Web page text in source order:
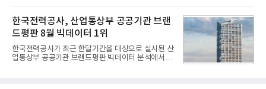
인 천궁
레드 닷 어워드: 브랜드 & 커뮤니케이션 디자인 부문
(Red Dot Design Award: Brand &
Communication Design)'에서 최우수상 2개, 본상
15개를 수상했다고 7일 밝혔다.'레드 닷 어워드'는 독
일 iF, 미국 IDEA와 함께 세계 3대 디자인 시상식으로
손꼽히는 세계 최대 규모의 디자인 공모전이다. 독일
노르트라인 베스트팔렌 디자인센터(Design
한국전력공사, 산업통상부 공공기관 브랜
드평판 8월 빅데이터 1위
한국전력공사가 최근 한달기간을 대상으로 실시된 산
업통상부 공공기관 브랜드평판 빅데이터 분석에서 1